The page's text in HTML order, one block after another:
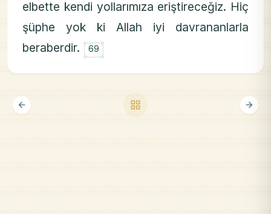
elbette kendi yollarımıza eriştireceğiz. Hiç
şüphe yok ki Allah iyi davrananlarla
beraberdir. ۝
69
arrow_back grid_view arrow_forward